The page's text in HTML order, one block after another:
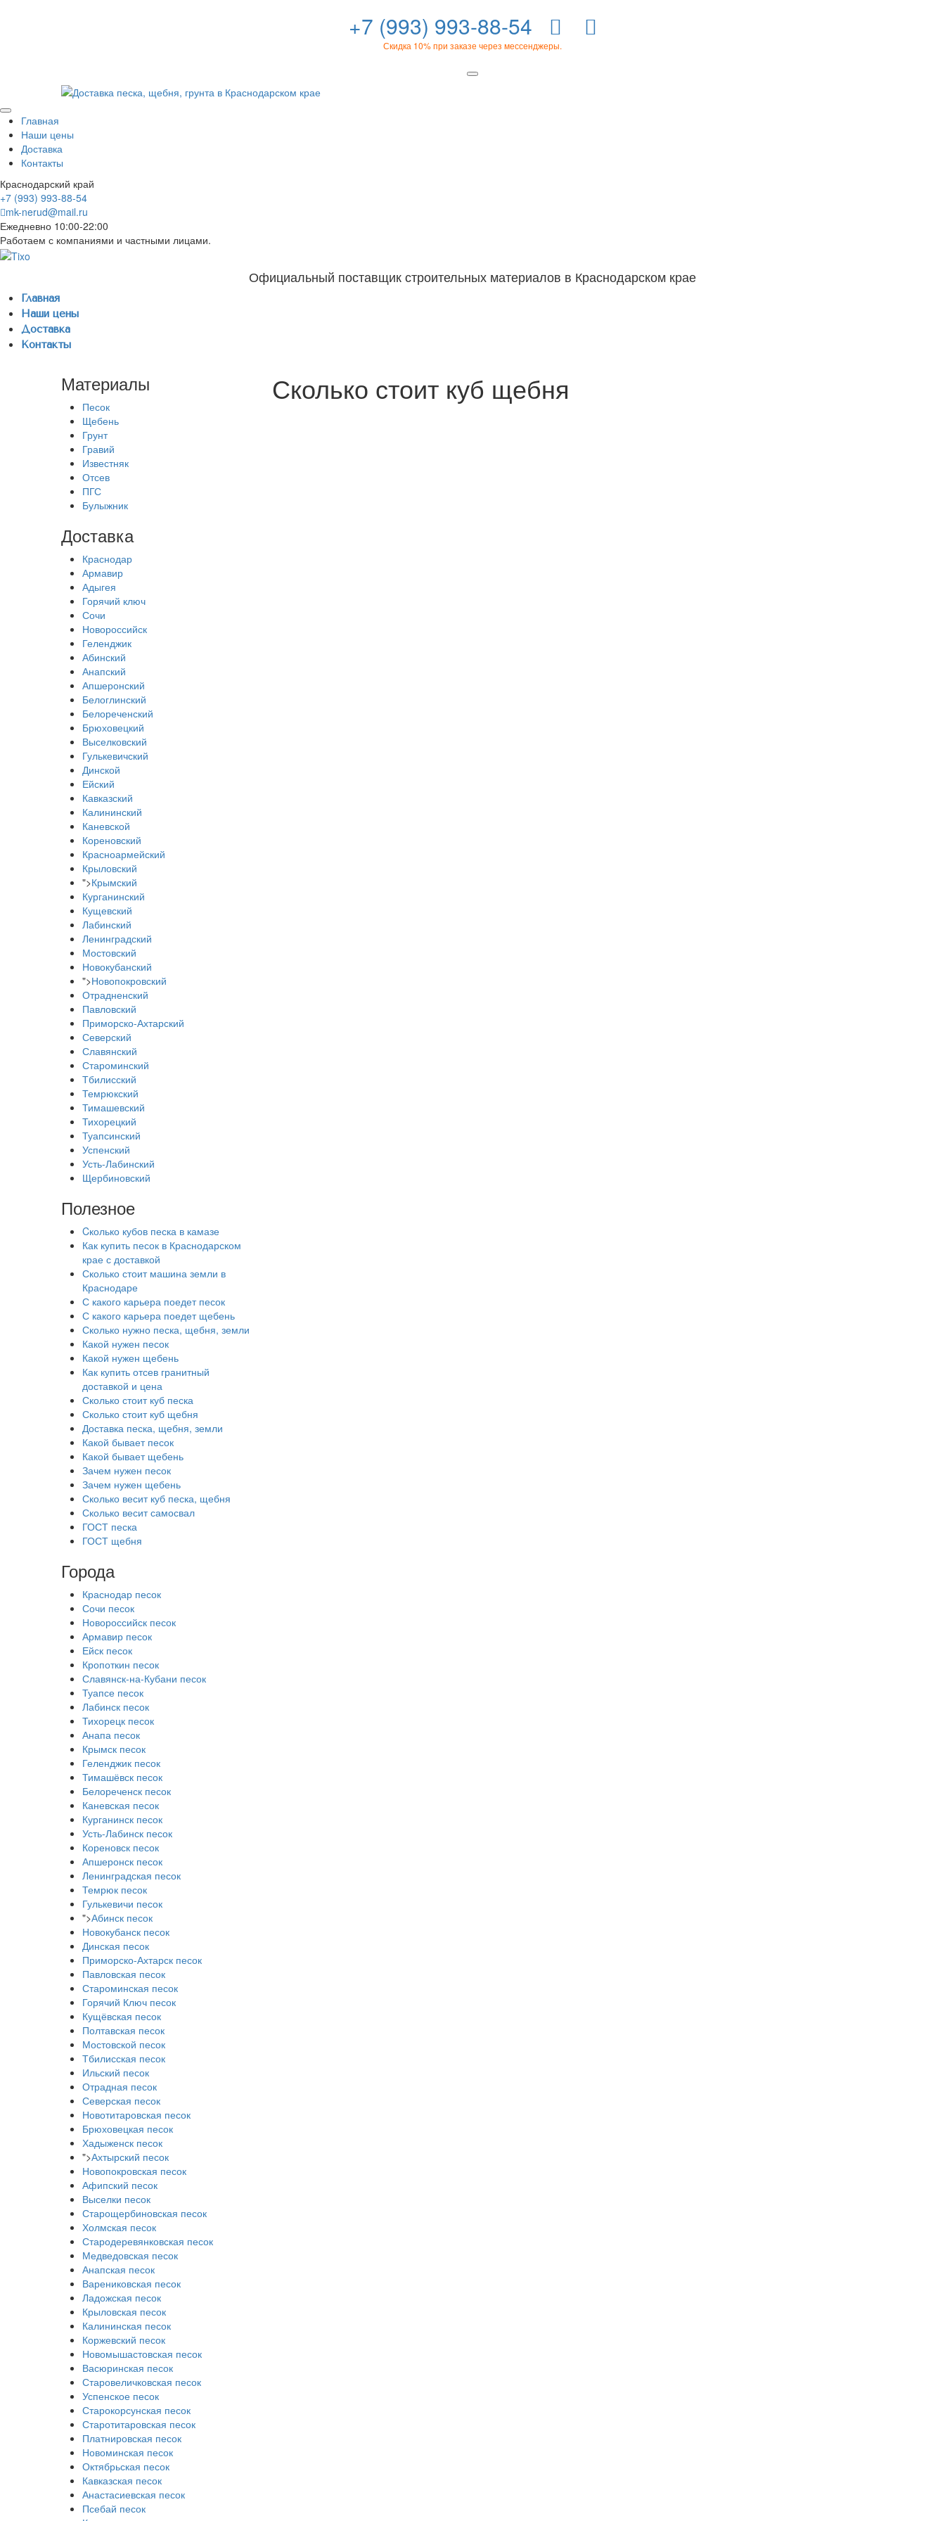
+7 (993) 993-88-54
Скидка 10% при заказе через мессенджеры.
Главная
Наши цены
Доставка
Контакты
Краснодарский край
+7 (993) 993-88-54
mk-nerud@mail.ru
Ежедневно 10:00-22:00
Работаем с компаниями и частными лицами.
Официальный поставщик строительных материалов в Краснодарском крае
Главная
Наши цены
Доставка
Контакты
Материалы
Песок
Щебень
Грунт
Гравий
Известняк
Отсев
ПГС
Булыжник
Доставка
Краснодар
Армавир
Адыгея
Горячий ключ
Сочи
Новороссийск
Геленджик
Абинский
Анапский
Апшеронский
Белоглинский
Белореченский
Брюховецкий
Выселковский
Гулькевичский
Динской
Ейский
Кавказский
Калининский
Каневской
Кореновский
Красноармейский
Крыловский
">Крымский
Курганинский
Кущевский
Лабинский
Ленинградский
Мостовский
Новокубанский
">Новопокровский
Отрадненский
Павловский
Приморско-Ахтарский
Северский
Славянский
Староминский
Тбилисский
Темрюкский
Тимашевский
Тихорецкий
Туапсинский
Успенский
Усть-Лабинский
Щербиновский
Полезное
Cколько кубов песка в камазе
Как купить песок в Краснодарском
крае с доставкой
Сколько стоит машина земли в
Краснодаре
С какого карьера поедет песок
С какого карьера поедет щебень
Сколько нужно песка, щебня, земли
Какой нужен песок
Какой нужен щебень
Как купить отсев гранитный
доставкой и цена
Сколько стоит куб песка
Сколько стоит куб щебня
Доставка песка, щебня, земли
Какой бывает песок
Какой бывает щебень
Зачем нужен песок
Зачем нужен щебень
Сколько весит куб песка, щебня
Сколько весит самосвал
ГОСТ песка
ГОСТ щебня
Города
Краснодар песок
Сочи песок
Новороссийск песок
Армавир песок
Ейск песок
Кропоткин песок
Славянск-на-Кубани песок
Туапсе песок
Лабинск песок
Тихорецк песок
Анапа песок
Крымск песок
Геленджик песок
Тимашёвск песок
Белореченск песок
Каневская песок
Курганинск песок
Усть-Лабинск песок
Кореновск песок
Апшеронск песок
Ленинградская песок
Темрюк песок
Гулькевичи песок
">Абинск песок
Новокубанск песок
Динская песок
Приморско-Ахтарск песок
Павловская песок
Староминская песок
Горячий Ключ песок
Кущёвская песок
Полтавская песок
Мостовской песок
Тбилисская песок
Ильский песок
Отрадная песок
Северская песок
Новотитаровская песок
Брюховецкая песок
Хадыженск песок
">Ахтырский песок
Новопокровская песок
Афипский песок
Выселки песок
Старощербиновская песок
Холмская песок
Стародеревянковская песок
Медведовская песок
Анапская песок
Варениковская песок
Ладожская песок
Крыловская песок
Калининская песок
Коржевский песок
Новомышастовская песок
Васюринская песок
Старовеличковская песок
Успенское песок
Старокорсунская песок
Старотитаровская песок
Платнировская песок
Новоминская песок
Октябрьская песок
Кавказская песок
Анастасиевская песок
Псебай песок
Сколько стоит куб щебня